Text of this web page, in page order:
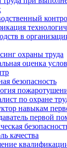
в
охраны труда
оценка
безопасность
по охране
навыкам
первой
качества